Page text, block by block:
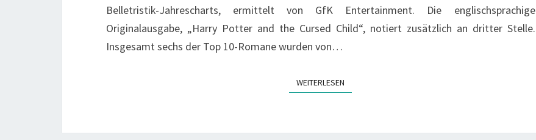
Belletristik-Jahrescharts, ermittelt von GfK Entertainment. Die englischsprachige
Originalausgabe, „Harry Potter and the Cursed Child“, notiert zusätzlich an dritter Stelle.
Insgesamt sechs der Top 10-Romane wurden von…
WEITERLESEN